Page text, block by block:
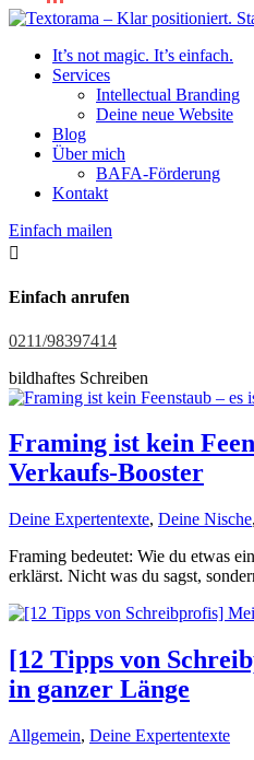
It’s not magic. It’s einfach.
Services
Intellectual Branding
Deine neue Website
Blog
Über mich
BAFA-Förderung
Kontakt
Einfach mailen

Einfach anrufen
0211/98397414
bildhaftes Schreiben
Framing ist kein
Verkaufs-Booster
Deine Expertentexte, Deine Nische,
Framing bedeutet: Wie du etwas
erklärst. Nicht was du sagst,
[12 Tipps von
in ganzer Länge
Allgemein, Deine Expertentexte